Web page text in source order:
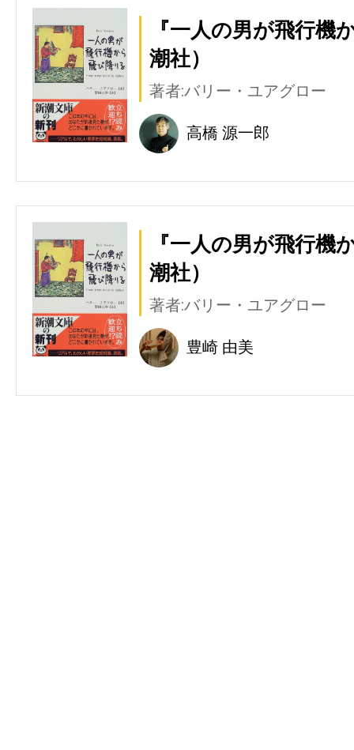
『一人の男が飛行機
潮社）
著者:バリー・ユアグロー
高橋 源一郎
『一人の男が飛行機
潮社）
著者:バリー・ユアグロー
豊崎 由美